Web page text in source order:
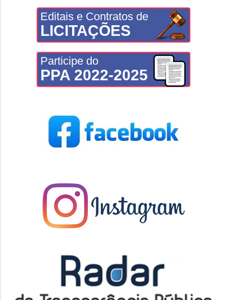
Editais e Contratos de
LICITAÇÕES
Participe do
PPA 2022-2025